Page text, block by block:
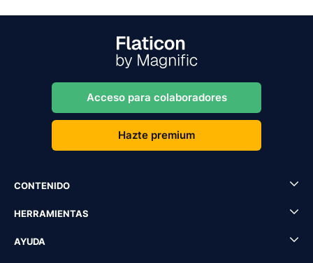
Acceso para colaboradores
Hazte premium
CONTENIDO
HERRAMIENTAS
AYUDA